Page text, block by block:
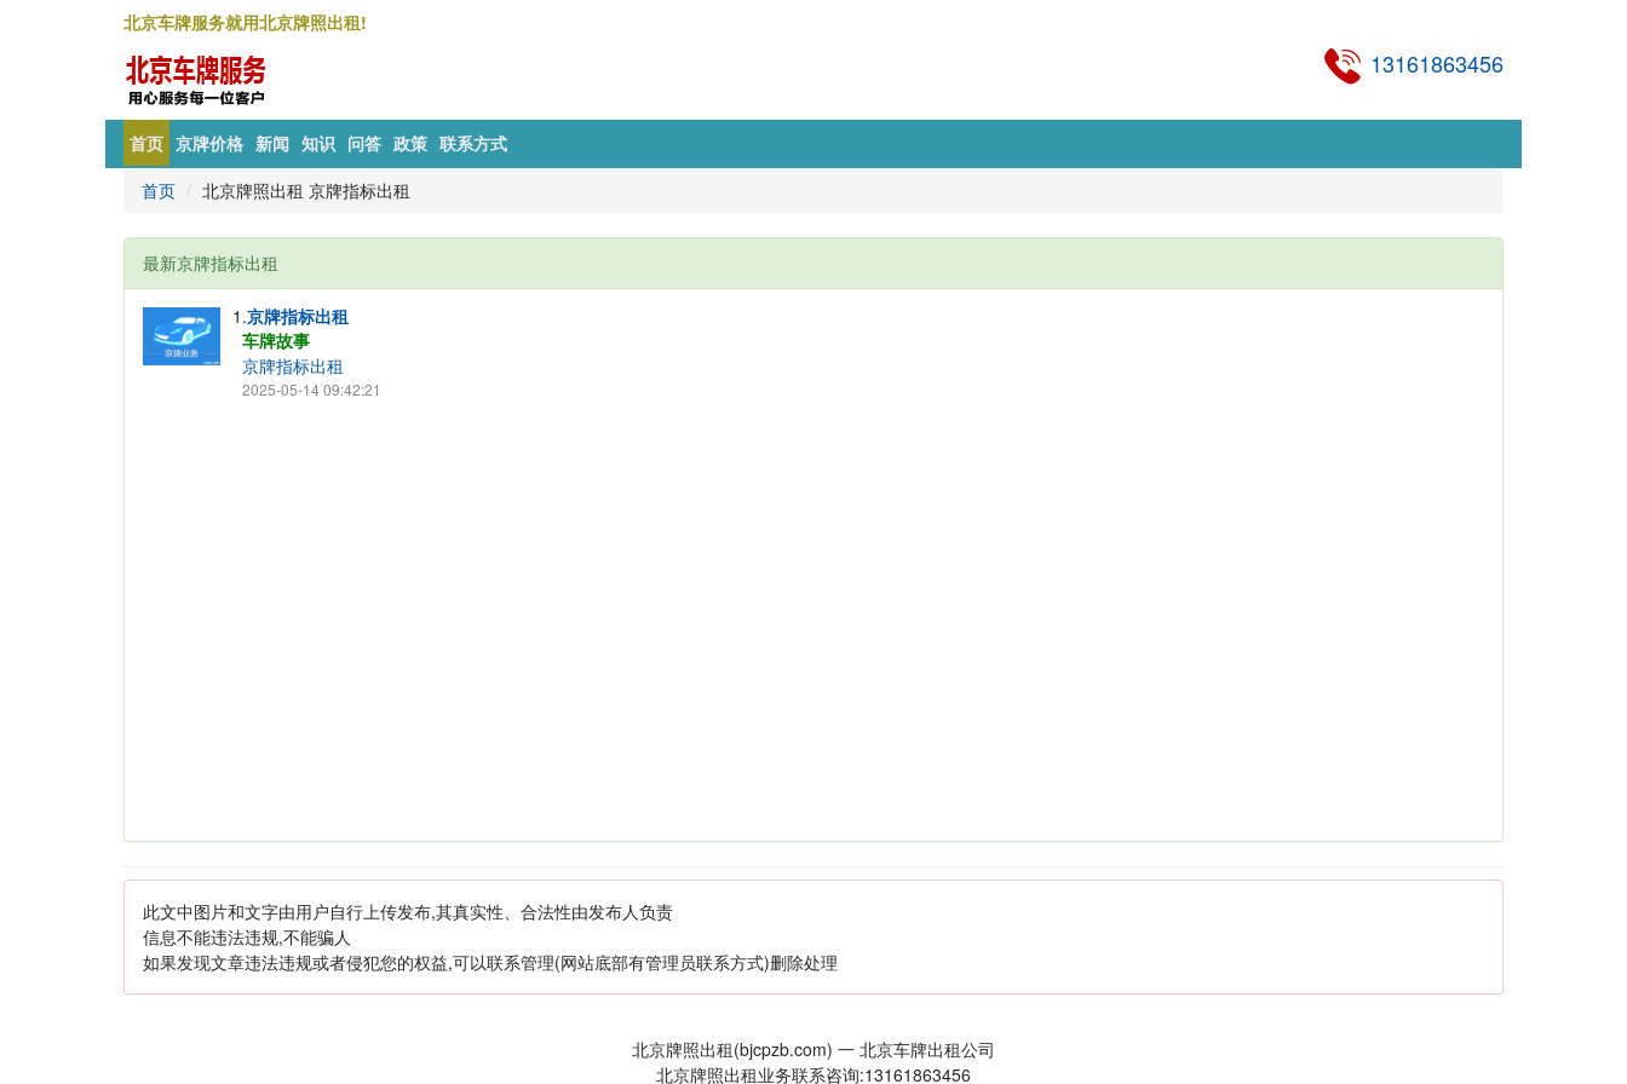
北京车牌服务就用北京牌照出租!
13161863456
首页 京牌价格 新闻 知识 问答 政策 联系方式
首页
北京牌照出租 京牌指标出租
最新京牌指标出租
1.京牌指标出租
车牌故事
京牌指标出租
2025-05-14 09:42:21
此文中图片和文字由用户自行上传发布,其真实性、合法性由发布人负责
信息不能违法违规,不能骗人
如果发现文章违法违规或者侵犯您的权益,可以联系管理(网站底部有管理员联系方式)删除处理
北京牌照出租(bjcpzb.com) 一 北京车牌出租公司
北京牌照出租业务联系咨询:13161863456